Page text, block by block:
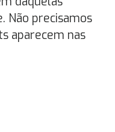
Não precisamos
aparecem nas